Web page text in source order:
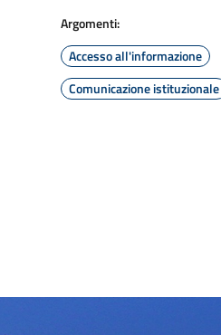
Argomenti:
Accesso all'informazione
Comunicazione istituzionale